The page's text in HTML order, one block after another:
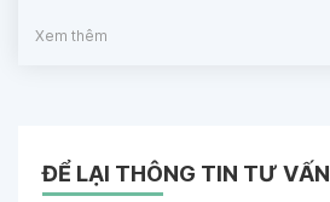
Xem thêm
ĐỂ LẠI THÔNG TIN TƯ VẤN